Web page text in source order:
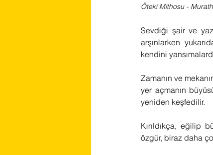
Öteki Mithosu -
Sevdiği şair ve
arşınlarken
kendini
Zamanın ve
yer açmanın
yeniden keşfedilir.
Kırıldıkça, eğilip
özgür, biraz daha